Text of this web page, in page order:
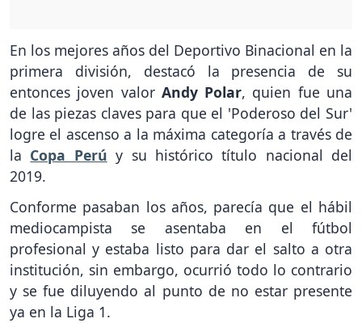
En los mejores años del Deportivo Binacional en la
primera división, destacó la presencia de su
entonces joven valor Andy Polar, quien fue una
de las piezas claves para que el 'Poderoso del Sur'
logre el ascenso a la máxima categoría a través de
la Copa Perú y su histórico título nacional del
2019.
Conforme pasaban los años, parecía que el hábil
mediocampista se asentaba en el fútbol
profesional y estaba listo para dar el salto a otra
institución, sin embargo, ocurrió todo lo contrario
y se fue diluyendo al punto de no estar presente
ya en la Liga 1.